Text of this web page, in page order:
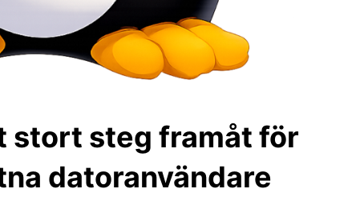
stort steg framåt för
datoranvändare